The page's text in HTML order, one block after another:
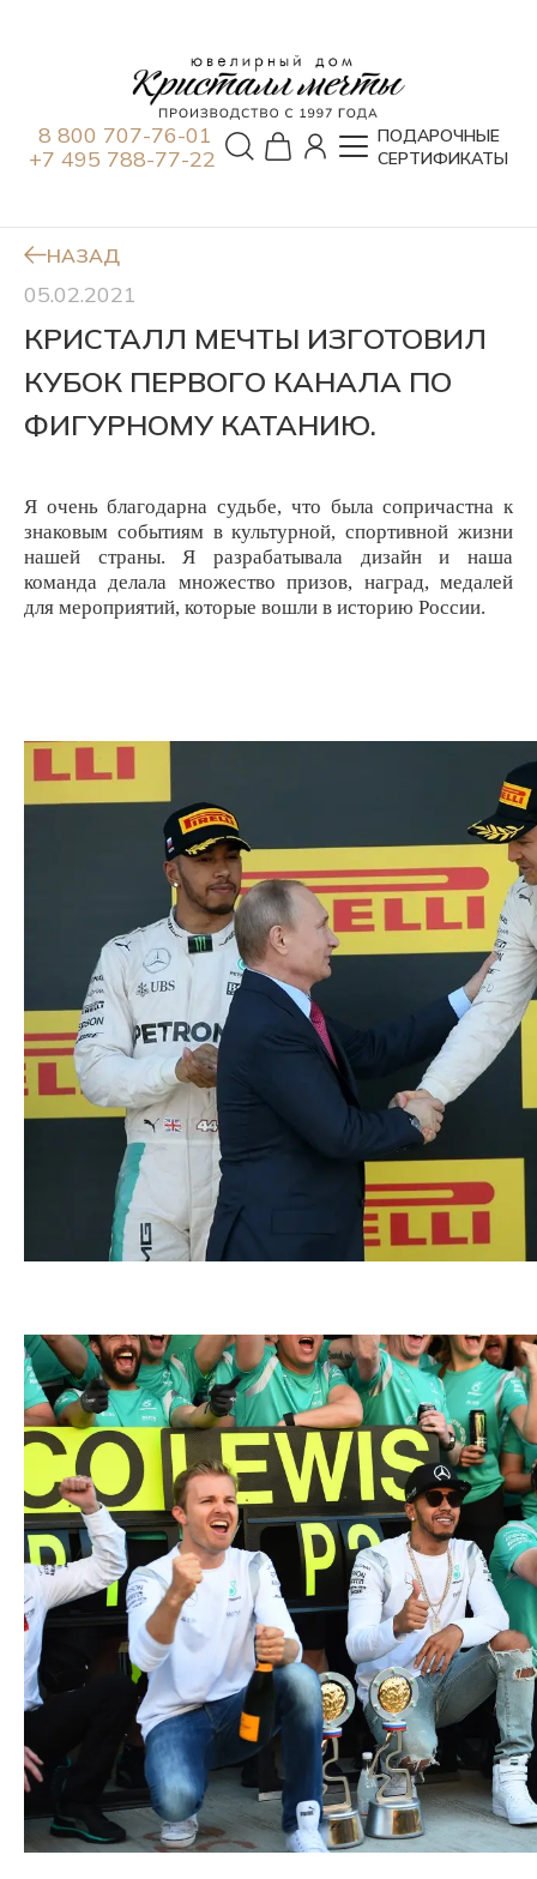
8 800 707-76-01
+7 495 788-77-22
ПОДАРОЧНЫЕ
СЕРТИФИКАТЫ
НАЗАД
05.02.2021
КРИСТАЛЛ МЕЧТЫ ИЗГОТОВИЛ
КУБОК ПЕРВОГО КАНАЛА ПО
ФИГУРНОМУ КАТАНИЮ.
Я очень благодарна судьбе, что была сопричастна к
знаковым событиям в культурной, спортивной жизни
нашей страны. Я разрабатывала дизайн и наша
команда делала множество призов, наград, медалей
для мероприятий, которые вошли в историю России.